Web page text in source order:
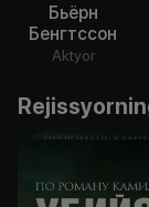
Бьёрн
Бенгтссон
Aktyor